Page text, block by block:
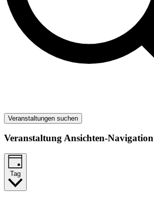
Veranstaltungen suchen
Veranstaltung Ansichten-Navigation
Tag